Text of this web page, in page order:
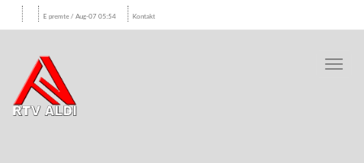
E premte / Aug-07 05:54 Kontakt